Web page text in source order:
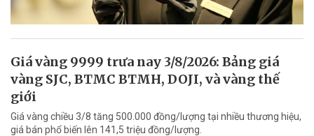
Giá vàng 9999 trưa nay 3/8/2026: Bảng giá
vàng SJC, BTMC BTMH, DOJI, và vàng thế
giới
Giá vàng chiều 3/8 tăng 500.000 đồng/lượng tại nhiều thương hiệu,
giá bán phổ biến lên 141,5 triệu đồng/lượng.